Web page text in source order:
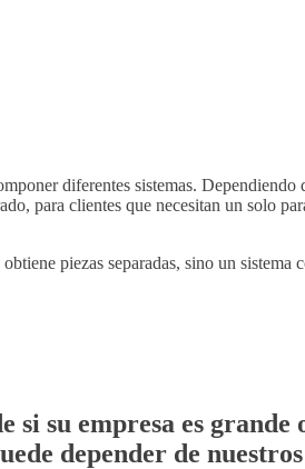
diferentes sistemas.
para clientes que necesitan un solo
piezas separadas, sino un sistema
si su empresa es grande
depender de